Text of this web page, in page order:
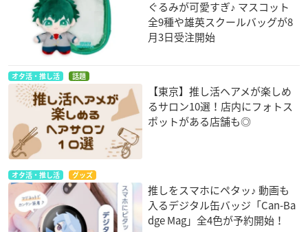
ぐるみが可愛すぎ♪ マスコット
全9種や雄英スクールバッグが8
月3日受注開始
オタ活・推し活 話題
【東京】推し活ヘアメが楽しめ
るサロン10選！店内にフォトス
ポットがある店舗も◎
オタ活・推し活 グッズ
推しをスマホにペタッ♪ 動画も
入るデジタル缶バッジ「Can-Ba
dge Mag」全4色が予約開始！